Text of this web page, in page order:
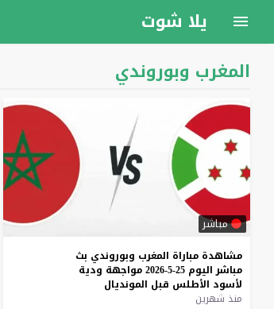
يلا شوت
المغرب وبوروندي
مباشر
مشاهدة مباراة المغرب وبوروندي بث
مباشر اليوم 25-5-2026 مواجهة ودية
لأسود الأطلس قبل المونديال
منذ شهرين